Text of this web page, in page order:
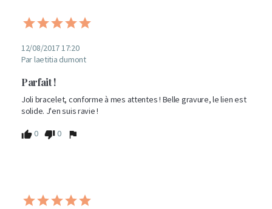
12/08/2017 17:20
Par laetitia dumont
Parfait !
Joli bracelet, conforme à mes attentes ! Belle gravure, le lien est
solide. J'en suis ravie !
0 0